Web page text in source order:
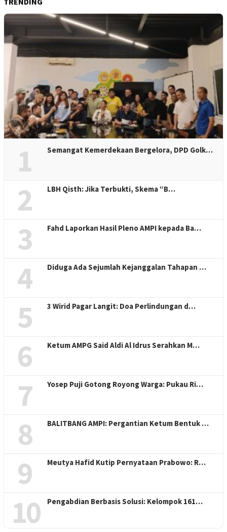
1 Semangat Kemerdekaan Bergelora, DPD Golk…
2 LBH Qisth: Jika Terbukti, Skema “B…
3 Fahd Laporkan Hasil Pleno AMPI kepada Ba…
4 Diduga Ada Sejumlah Kejanggalan Tahapan …
5 3 Wirid Pagar Langit: Doa Perlindungan d…
6 Ketum AMPG Said Aldi Al Idrus Serahkan M…
7 Yosep Puji Gotong Royong Warga: Pukau Ri…
8 BALITBANG AMPI: Pergantian Ketum Bentuk …
9 Meutya Hafid Kutip Pernyataan Prabowo: R…
10 Pengabdian Berbasis Solusi: Kelompok 161…